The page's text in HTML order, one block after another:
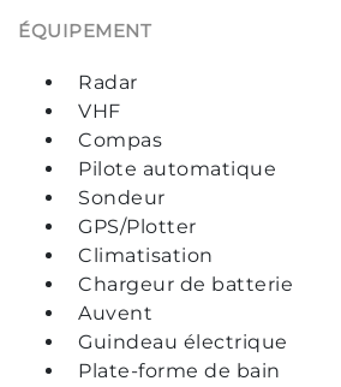
ÉQUIPEMENT
Radar
VHF
Compas
Pilote automatique
Sondeur
GPS/Plotter
Climatisation
Chargeur de batterie
Auvent
Guindeau électrique
Plate-forme de bain